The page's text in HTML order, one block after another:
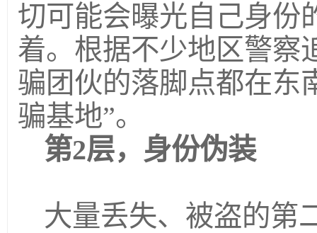
切可能会曝光自己身份
着。根据不少地区警察
骗团伙的落脚点都在东
骗基地”。
第2层，身份伪装
大量丢失、被盗的第